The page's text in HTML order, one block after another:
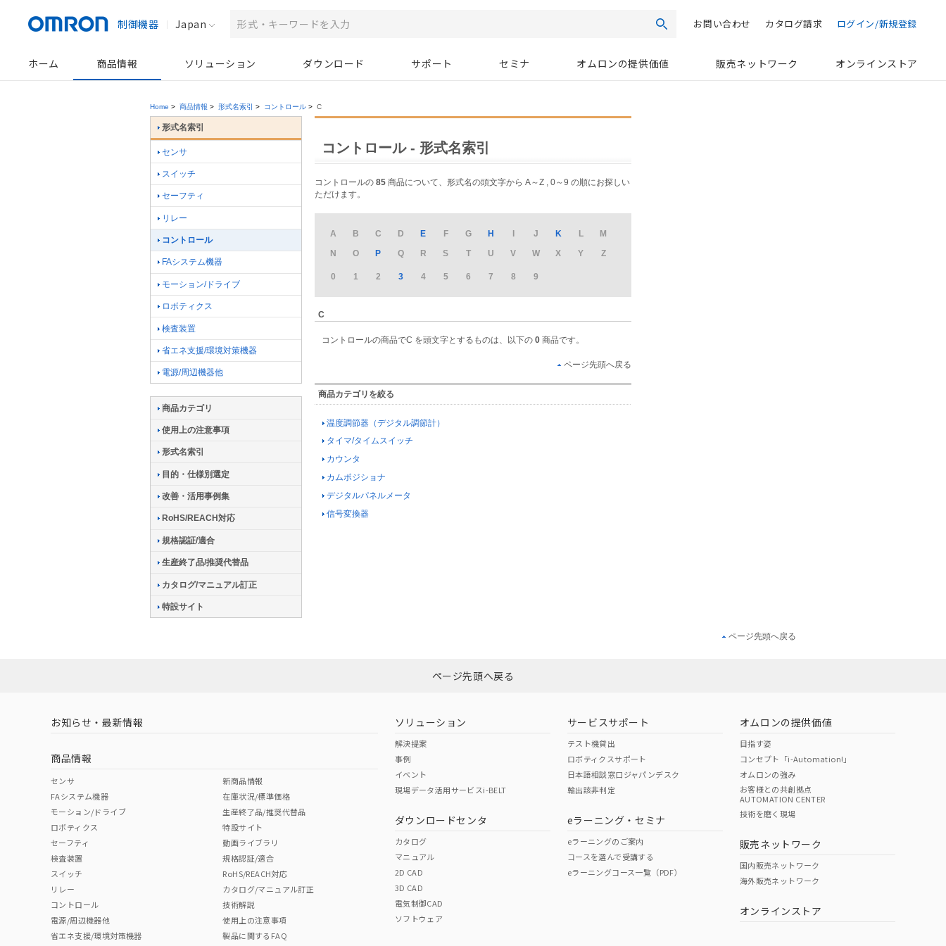
制御機器 Japan お問い合わせ カタログ請求 ログイン/新規登録
ホーム 商品情報 ソリューション ダウンロード サポート セミナ オムロンの提供価値 販売ネットワーク オンラインストア
Home > 商品情報 > 形式名索引 > コントロール > C
コントロール - 形式名索引
コントロールの 85 商品について、形式名の頭文字から A～Z , 0～9 の順にお探しい
ただけます。
A B C D E F G H I J K L
M
N
O P Q R S T U V W X Y Z
0 1 2 3 4 5 6 7 8 9
C
コントロールの商品でC を頭文字とするものは、以下の 0 商品です。
ページ先頭へ戻る
商品カテゴリを絞る
温度調節器（デジタル調節計）
タイマ/タイムスイッチ
カウンタ
カムポジショナ
デジタルパネルメータ
信号変換器
形式名索引
センサ
スイッチ
セーフティ
リレー
コントロール
FAシステム機器
モーション/ドライブ
ロボティクス
検査装置
省エネ支援/環境対策機器
電源/周辺機器他
商品カテゴリ
使用上の注意事項
形式名索引
目的・仕様別選定
改善・活用事例集
RoHS/REACH対応
規格認証/適合
生産終了品/推奨代替品
カタログ/マニュアル訂正
特設サイト
ページ先頭へ戻る
ページ先頭へ戻る
お知らせ・最新情報
商品情報
センサ
FAシステム機器
モーション/ドライブ
ロボティクス
セーフティ
検査装置
スイッチ
リレー
コントロール
電源/周辺機器他
省エネ支援/環境対策機器
新商品情報
在庫状況/標準価格
生産終了品/推奨代替品
特設サイト
動画ライブラリ
規格認証/適合
RoHS/REACH対応
カタログ/マニュアル訂正
技術解説
使用上の注意事項
製品に関するFAQ
ソリューション
解決提案
事例
イベント
現場データ活用サービスi-BELT
ダウンロードセンタ
カタログ
マニュアル
2D CAD
3D CAD
電気制御CAD
ソフトウェア
サービスサポート
テスト機貸出
ロボティクスサポート
日本語相談窓口ジャパンデスク
輸出該非判定
eラーニング・セミナ
eラーニングのご案内
コースを選んで受講する
eラーニングコース一覧（PDF）
オムロンの提供価値
目指す姿
コンセプト「i-Automation!」
オムロンの強み
お客様との共創拠点
AUTOMATION CENTER
技術を磨く現場
販売ネットワーク
国内販売ネットワーク
海外販売ネットワーク
オンラインストア